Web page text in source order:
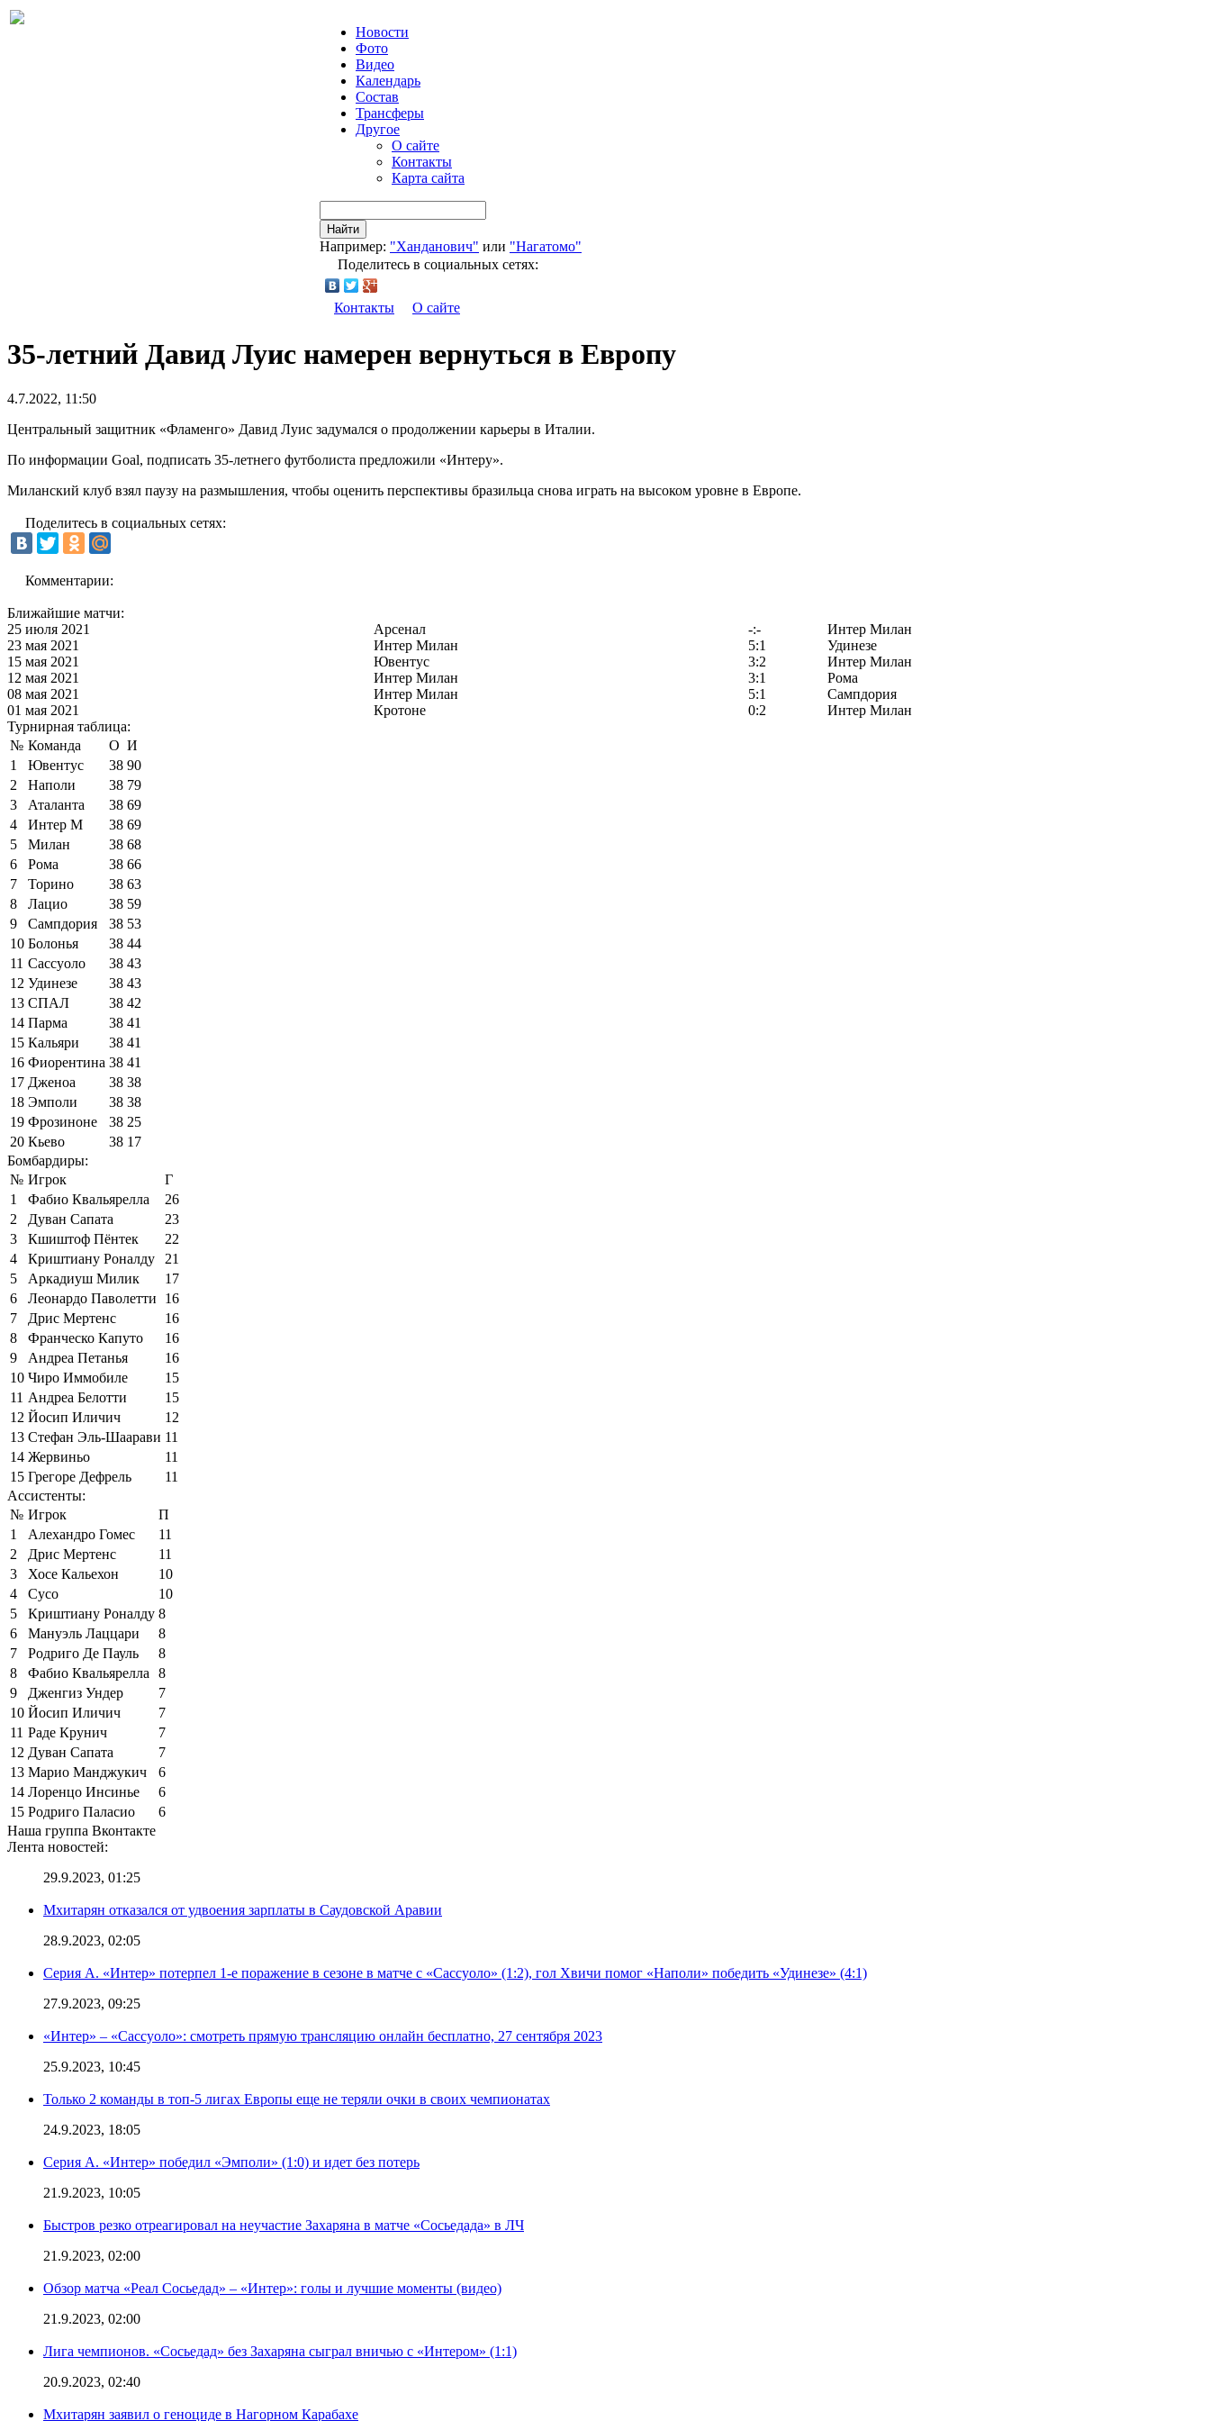
Новости
Фото
Видео
Календарь
Состав
Трансферы
Другое
О сайте
Контакты
Карта сайта
Найти
Например: "Ханданович" или "Нагатомо"
Поделитесь в социальных сетях:
Контакты О сайте
35-летний Давид Луис намерен вернуться в Европу
4.7.2022, 11:50
Центральный защитник «Фламенго» Давид Луис задумался о продолжении карьеры в Италии.
По информации Goal, подписать 35-летнего футболиста предложили «Интеру».
Миланский клуб взял паузу на размышления, чтобы оценить перспективы бразильца снова играть на высоком уровне в Европе.
Поделитесь в социальных сетях:
Комментарии:
Ближайшие матчи:
25 июля 2021
Арсенал -:-
Интер Милан
23 мая 2021
Интер Милан 5:1
Удинезе
15 мая 2021
Ювентус 3:2
Интер Милан
12 мая 2021
Интер Милан 3:1
Рома
08 мая 2021
Интер Милан 5:1
Сампдория
01 мая 2021
Кротоне 0:2
Интер Милан
Турнирная таблица:
№ Команда О И
1
Ювентус 38 90
2
Наполи 38 79
3
Аталанта 38 69
4
Интер М 38 69
5
Милан 38 68
6
Рома 38 66
7
Торино 38 63
8
Лацио 38 59
9
Сампдория 38 53
10 Болонья 38 44
11 Сассуоло 38 43
12 Удинезе 38 43
13 СПАЛ 38 42
14 Парма 38 41
15 Кальяри 38 41
16 Фиорентина 38 41
17 Дженоа 38 38
18 Эмполи 38 38
19 Фрозиноне 38 25
20 Кьево 38 17
Бомбардиры:
№ Игрок
Г
1
Фабио Квальярелла
26
2
Дуван Сапата
23
3
Кшиштоф Пёнтек
22
4
Криштиану Роналду
21
5
Аркадиуш Милик
17
6
Леонардо Паволетти
16
7
Дрис Мертенс
16
8
Франческо Капуто
16
9
Андреа Петанья
16
10 Чиро Иммобиле
15
11 Андреа Белотти
15
12 Йосип Иличич
12
13 Стефан Эль-Шаарави 11
14 Жервиньо
11
15 Грегоре Дефрель
11
Ассистенты:
№ Игрок
П
1
Алехандро Гомес
11
2
Дрис Мертенс
11
3
Хосе Кальехон
10
4
Сусо
10
5
Криштиану Роналду 8
6
Мануэль Лаццари
8
7
Родриго Де Пауль
8
8
Фабио Квальярелла
8
9
Дженгиз Ундер
7
10 Йосип Иличич
7
11 Раде Крунич
7
12 Дуван Сапата
7
13 Марио Манджукич
6
14 Лоренцо Инсинье
6
15 Родриго Паласио
6
Наша группа Вконтакте
Лента новостей:
29.9.2023, 01:25
Мхитарян отказался от удвоения зарплаты в Саудовской Аравии
28.9.2023, 02:05
Серия А. «Интер» потерпел 1-е поражение в сезоне в матче с «Сассуоло» (1:2), гол Хвичи помог «Наполи» победить «Удинезе» (4:1)
27.9.2023, 09:25
«Интер» – «Сассуоло»: смотреть прямую трансляцию онлайн бесплатно, 27 сентября 2023
25.9.2023, 10:45
Только 2 команды в топ-5 лигах Европы еще не теряли очки в своих чемпионатах
24.9.2023, 18:05
Серия А. «Интер» победил «Эмполи» (1:0) и идет без потерь
21.9.2023, 10:05
Быстров резко отреагировал на неучастие Захаряна в матче «Сосьедада» в ЛЧ
21.9.2023, 02:00
Обзор матча «Реал Сосьедад» – «Интер»: голы и лучшие моменты (видео)
21.9.2023, 02:00
Лига чемпионов. «Сосьедад» без Захаряна сыграл вничью с «Интером» (1:1)
20.9.2023, 02:40
Мхитарян заявил о геноциде в Нагорном Карабахе